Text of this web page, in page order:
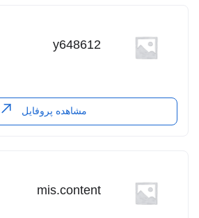
y648612
مشاهده پروفایل
mis.content